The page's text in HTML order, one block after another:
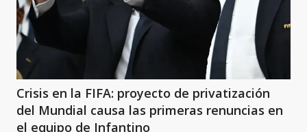
Crisis en la FIFA: proyecto de privatización
del Mundial causa las primeras renuncias en
el equipo de Infantino